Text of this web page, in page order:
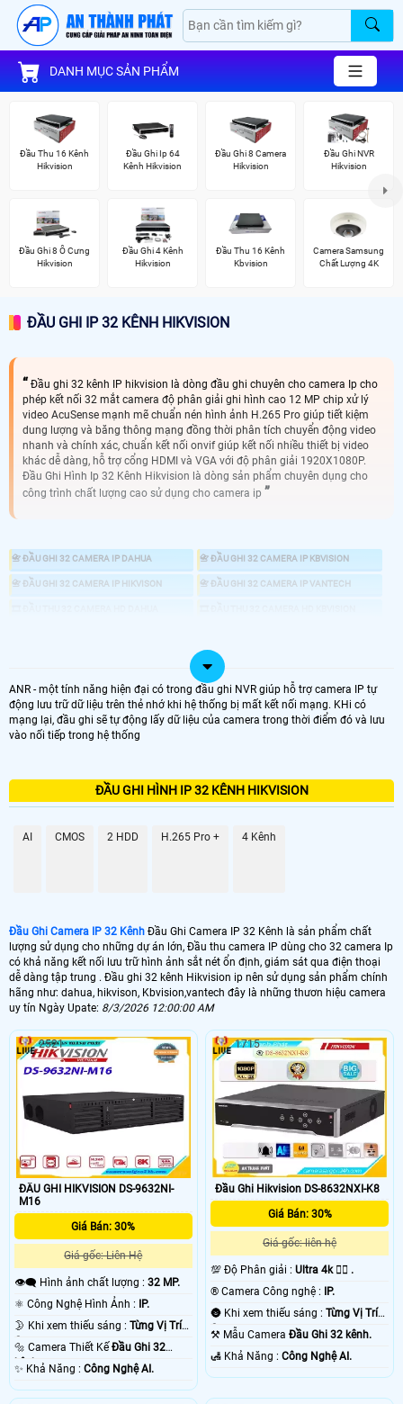
DANH MỤC SẢN PHẨM
Đầu Thu 16 Kênh
Hikvision
Đầu Ghi Ip 64
Kênh Hikvision
Đầu Ghi 8 Camera
Hikvision
Đầu Ghi NVR
Hikvision
Đầu Ghi 8 Ổ Cưng
Hikvision
Đầu Ghi 4 Kênh
Hikvision
Đầu Thu 16 Kênh
Kbvision
Camera Samsung
Chất Lượng 4K
ĐẦU GHI IP 32 KÊNH HIKVISION
Đầu ghi 32 kênh IP hikvision là dòng đầu ghi chuyên cho camera Ip cho
phép kết nối 32 mắt camera độ phân giải ghi hình cao 12 MP chip xử lý
video AcuSense mạnh mẽ chuẩn nén hình ảnh H.265 Pro giúp tiết kiệm
dung lượng và băng thông mạng đồng thời phân tích chuyển động video
nhanh và chính xác, chuẩn kết nối onvif giúp kết nối nhiều thiết bị video
khác dễ dàng, hỗ trợ cổng HDMI và VGA với độ phân giải 1920X1080P.
Đầu Ghi Hình Ip 32 Kênh Hikvision là dòng sản phẩm chuyên dụng cho
công trình chất lượng cao sử dụng cho camera ip
📇 ĐẦU GHI 32 CAMERA IP DAHUA 📇 ĐẦU GHI 32 CAMERA IP KBVISION
📇 ĐẦU GHI 32 CAMERA IP HIKVISON 📇 ĐẦU GHI 32 CAMERA IP VANTECH
💾 ĐẦU GHI CAMERA HD ANALOG
📀 ĐẦU GHI CAMERA IP
♋ ĐẦU GHI 32 KÊNH IP
ĐẦU GHI CAMERA 32 KÊNH ip
📦 Đầu Ghi Camera IP 32 Kênh
25.000.000 VNĐ DS-7732NI-K4/16P
🗄 Đầu Thu Camera IP 32 Kênh Giá Rẻ
5.500,000 VNĐ DHI-NVR4232-4KS2/L
📬 Đầu Thu Camera IP 32 Kênh Chính Hãng
7.000.000 VNĐ
📀 Đầu thu camera ip 32 kênh Hikvision là dòng đầu ghi hình chuyên dụng
cho những dự án lớn. với chất lượng ghi hình chuẩn FULL HD va ultra HD
Giá rẻ so với đầu ghi 32 kênh Hikvision HD analog Đầu thu 32 kênh
Hikvision Ip sử dụng cho camera Ip và số lượng lớn thiết kế băng thông
card mạng cao phù hợp với nhu cầu sử dụng.
💾 Đầu thu 32 kênh Hikvision IP của nhiều thương hiệu camera. trong dó
những thương hiệu camera chất lượng như Hikvision, Daua, kbviision, Vantech,
UNV univew, Hikook đà những thương hiệu camera chất lượng uy tín 💡
'
ANR - một tính năng hiện đại có trong đầu ghi NVR giúp hỗ trợ camera IP tự
động lưu trữ dữ liệu trên thẻ nhớ khi hệ thống bị mất kết nối mạng. KHi có
mạng lại, đầu ghi sẽ tự động lấy dữ liệu của camera trong thời điểm đó và lưu
vào nối tiếp trong hệ thống
ĐẦU GHI HÌNH IP 32 KÊNH HIKVISION
AI CMOS 2 HDD H.265 Pro + 4 Kênh
Đầu Ghi Camera IP 32 Kênh Đầu Ghi Camera IP 32 Kênh là sản phẩm chất
lượng sử dụng cho những dự án lớn, Đầu thu camera IP dùng cho 32 camera Ip
có khả năng kết nối lưu trữ hình ảnh sắt nét ổn định, giám sát qua điện thoại
dễ dàng tập trung . Đầu ghi 32 kênh Hikvision ip nên sử dụng sản phẩm chính
hãng như: dahua, hikvison, Kbvision,vantech đây là những thươn hiệu camera
uy tín Ngày Upate: 8/3/2026 12:00:00 AM
ĐẦU GHI HIKVISION DS-9632NI-
M16
Giá Bán: 30%
Giá gốc: Liên Hệ
👁️‍🗨 Hình ảnh chất lượng : 32 MP.
⚛️ Công Nghệ Hình Ảnh :
IP.
🌛 Khi xem thiếu sáng : Từng Vị Trí
Camera .
🔩 Camera Thiết Kế Đầu Ghi 32
kênh.
️✨ Khả Năng : Công Nghệ AI.
2521
Đầu Ghi Hikvision DS-8632NXI-K8
Giá Bán: 30%
Giá gốc: liên hệ
💯 Độ Phân giải :Ultra 4k 👍🏾 .
®️ Camera Công nghệ :
IP.
🌚 Khi xem thiếu sáng :Từng Vị Trí
Camera .
⚒ Mẫu CameraĐầu Ghi 32 kênh.
️🛃 Khả Năng :Công Nghệ AI.
1715